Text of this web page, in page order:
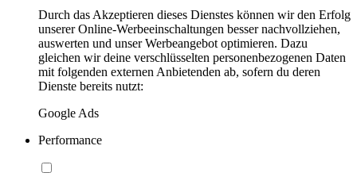
Durch das Akzeptieren dieses Dienstes können wir den Erfolg
unserer Online-Werbeeinschaltungen besser nachvollziehen,
auswerten und unser Werbeangebot optimieren. Dazu
gleichen wir deine verschlüsselten personenbezogenen Daten
mit folgenden externen Anbietenden ab, sofern du deren
Dienste bereits nutzt:
Google Ads
Performance